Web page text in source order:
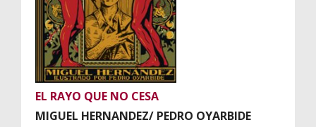
EL RAYO QUE NO CESA
MIGUEL HERNANDEZ/ PEDRO OYARBIDE